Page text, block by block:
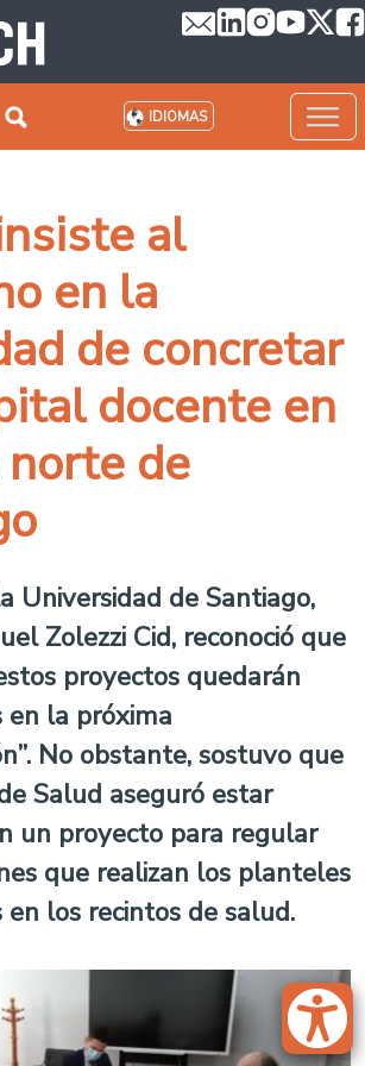
IDIOMAS
al
en la
de concretar
docente en
norte de
Universidad de Santiago,
Zolezzi Cid, reconoció que
proyectos quedarán
en la próxima
No obstante, sostuvo que
Salud aseguró estar
un proyecto para regular
que realizan los planteles
en los recintos de salud.